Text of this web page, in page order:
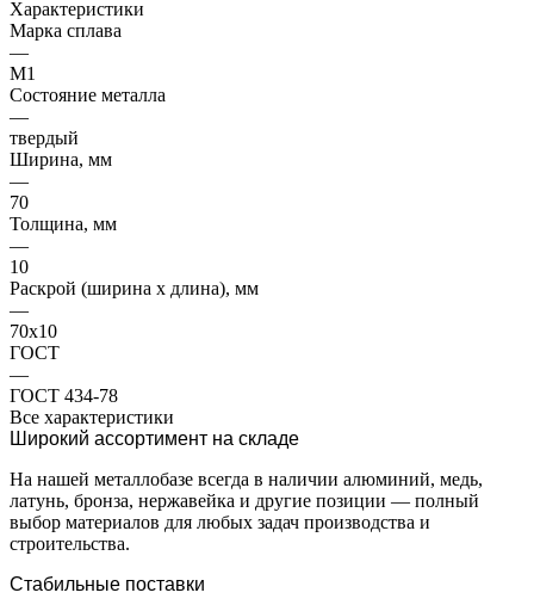
Характеристики
Марка сплава
—
М1
Состояние металла
—
твердый
Ширина, мм
—
70
Толщина, мм
—
10
Раскрой (ширина х длина), мм
—
70х10
ГОСТ
—
ГОСТ 434-78
Все характеристики
Широкий ассортимент на складе
На нашей металлобазе всегда в наличии алюминий, медь,
латунь, бронза, нержавейка и другие позиции — полный
выбор материалов для любых задач производства и
строительства.
Стабильные поставки